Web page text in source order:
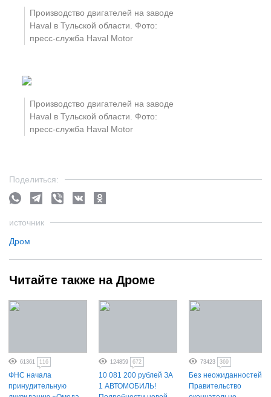
Производство двигателей на заводе
Haval в Тульской области. Фото:
пресс-служба Haval Motor
Производство двигателей на заводе
Haval в Тульской области. Фото:
пресс-служба Haval Motor
Поделиться:
источник
Дром
Читайте также на Дроме
61361 116
ФНС начала
принудительную
124859 672
10 081 200 рублей ЗА
1 АВТОМОБИЛЬ!
73423 369
Без неожиданностей.
Правительство